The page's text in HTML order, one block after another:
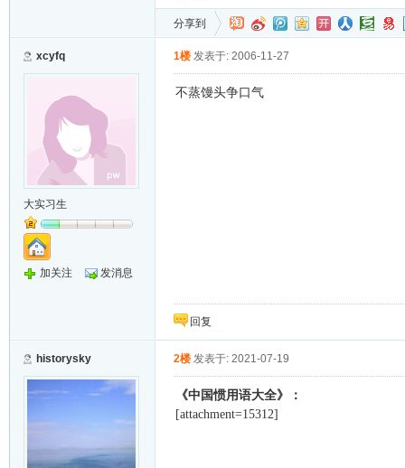
分享到
xcyfq
大实习生
加关注 发消息
1楼 发表于: 2006-11-27
不蒸馒头争口气
回复
historysky 2楼 发表于: 2021-07-19
《中国惯用语大全》：
[attachment=15312]